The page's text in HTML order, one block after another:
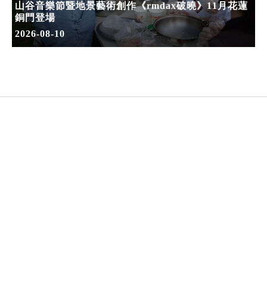
山谷音樂節暨地景藝術創作《rmdax破曉》11月花蓮
銅門登場
2026-08-10